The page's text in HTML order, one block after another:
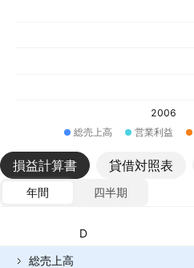
2006
総売上高
営業利益
損益計算書 貸借対照表
年間
四半期
通貨: AED
総売上高